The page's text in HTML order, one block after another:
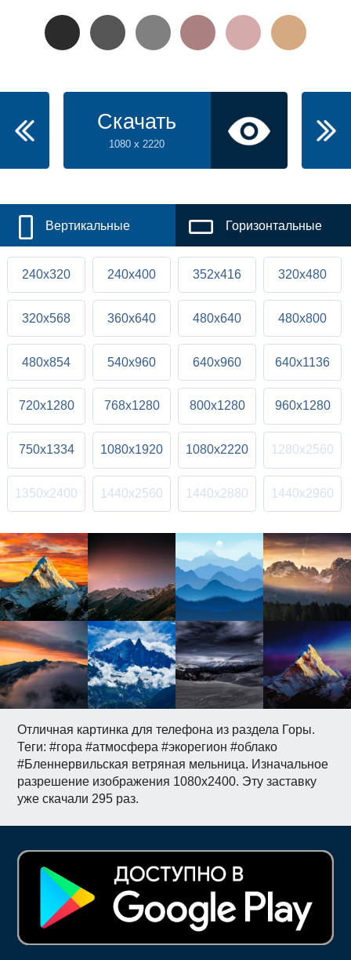
Отличная картинка для телефона из раздела Горы.
Теги: #гора #атмосфера #экорегион #облако
#Бленнервильская ветряная мельница. Изначальное
разрешение изображения 1080x2400. Эту заставку
уже скачали 295 раз.
Скачать
1080 x 2220
Вертикальные Горизонтальные
240x320 240x400 352x416 320x480
320x568 360x640 480x640 480x800
480x854 540x960 640x960 640x1136
720x1280 768x1280 800x1280 960x1280
750x1334 1080x1920 1080x2220 1280x2560
1350x2400 1440x2560 1440x2880 1440x2960